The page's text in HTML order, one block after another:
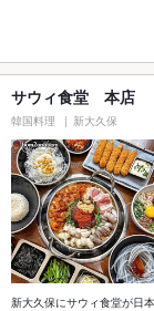
サウィ食堂 本店
韓国料理 新大久保
新大久保にサウィ食堂が日